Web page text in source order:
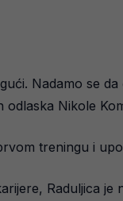
Nadamo se
Nikole
treningu i
Raduljica